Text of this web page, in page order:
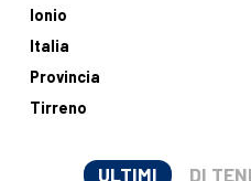
Ionio
Italia
Provincia
Tirreno
ULTIMI DI